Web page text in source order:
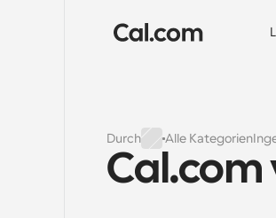
Durch Alle Kategorien
Cal.com